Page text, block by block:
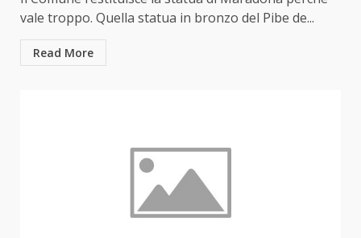
vale troppo. Quella statua in bronzo del Pibe de...
Read More